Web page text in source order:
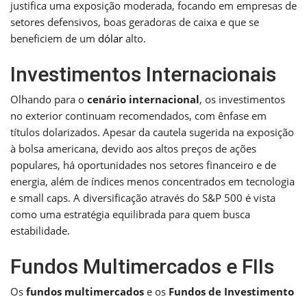
justifica uma exposição moderada, focando em empresas de
setores defensivos, boas geradoras de caixa e que se
beneficiem de um dólar alto.
Investimentos Internacionais
Olhando para o cenário internacional, os investimentos
no exterior continuam recomendados, com ênfase em
títulos dolarizados. Apesar da cautela sugerida na exposição
à bolsa americana, devido aos altos preços de ações
populares, há oportunidades nos setores financeiro e de
energia, além de índices menos concentrados em tecnologia
e small caps. A diversificação através do S&P 500 é vista
como uma estratégia equilibrada para quem busca
estabilidade.
Fundos Multimercados e FIIs
Os fundos multimercados e os Fundos de Investimento